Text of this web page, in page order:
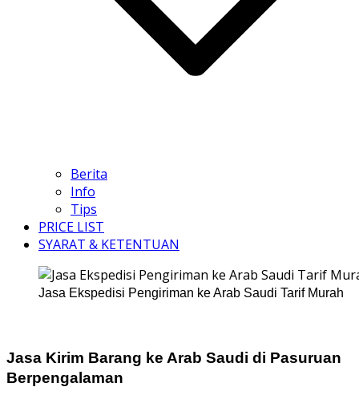
Berita
Info
Tips
PRICE LIST
SYARAT & KETENTUAN
Jasa Ekspedisi Pengiriman ke Arab Saudi Tarif Murah
Jasa Kirim Barang ke Arab Saudi di Pasuruan
Berpengalaman